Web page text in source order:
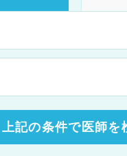
上記の条件で医師を